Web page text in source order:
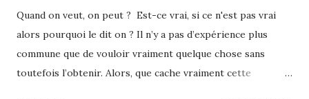
Quand on veut, on peut ? Est-ce vrai, si ce n'est pas vrai
alors pourquoi le dit on ? Il n’y a pas d’expérience plus
commune que de vouloir vraiment quelque chose sans
toutefois l’obtenir. Alors, que cache vraiment cette